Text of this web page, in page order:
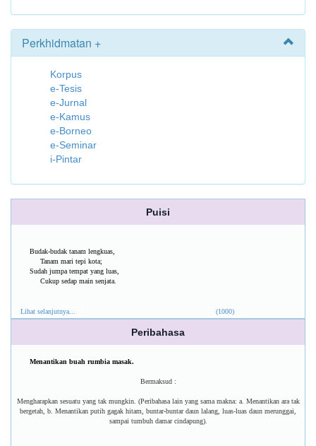
Perkhidmatan +
Korpus
e-Tesis
e-Jurnal
e-Kamus
e-Borneo
e-Seminar
i-Pintar
Puisi
Budak-budak tanam lengkuas,
Tanam mari tepi kota;
Sudah jumpa tempat yang luas,
Cukup sedap main senjata.
Lihat selanjutnya... (1000)
Peribahasa
Menantikan buah rumbia masak.
Bermaksud :
Mengharapkan sesuatu yang tak mungkin. (Peribahasa lain yang sama makna: a. Menantikan ara tak
bergetah, b. Menantikan putih gagak hitam, buntar-buntar daun lalang, luas-luas daun merunggai,
sampai tumbuh damar cindapung).